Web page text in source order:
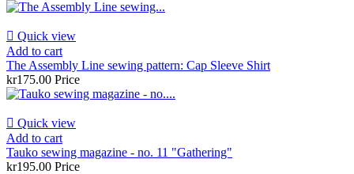
 Quick view
Add to cart
The Assembly Line sewing pattern: Cap Sleeve Shirt
kr175.00 Price
 Quick view
Add to cart
Tauko sewing magazine - no. 11 "Gathering"
kr195.00 Price